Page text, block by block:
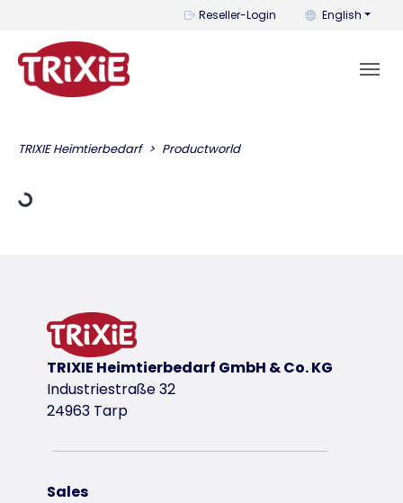
Reseller-Login You can
English
TRIXIE Heimtierbedarf Productworld
Data
TRIXIE Heimtierbedarf GmbH & Co. KG
Industriestraße 32
24963 Tarp
Sales